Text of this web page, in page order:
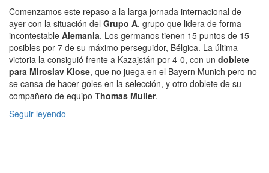
Comenzamos este repaso a la larga jornada internacional de
ayer con la situación del Grupo A, grupo que lidera de forma
incontestable Alemania. Los germanos tienen 15 puntos de 15
posibles por 7 de su máximo perseguidor, Bélgica. La última
victoria la consiguió frente a Kazajstán por 4-0, con un doblete
para Miroslav Klose, que no juega en el Bayern Munich pero no
se cansa de hacer goles en la selección, y otro doblete de su
compañero de equipo Thomas Muller.
Seguir leyendo